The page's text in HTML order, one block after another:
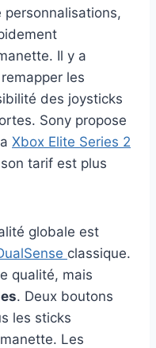
personnalisations,
Il y a
les
des joysticks
Sony propose
Xbox Elite Series 2
tarif est plus
globale est
classique.
qualité, mais
. Deux boutons
les sticks
Les